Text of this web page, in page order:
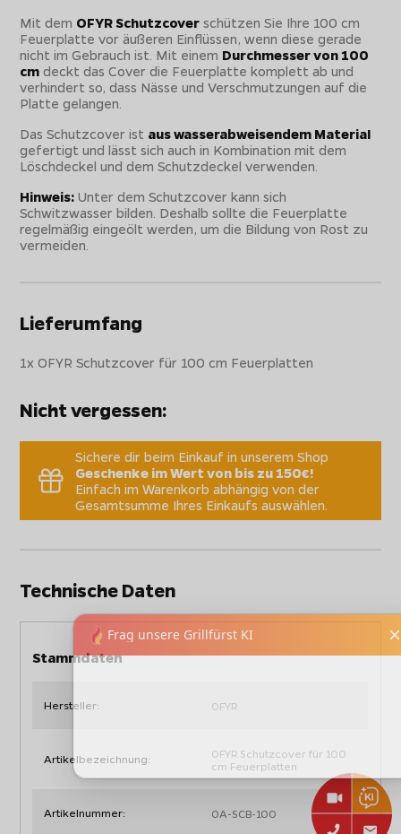
Mit dem OFYR Schutzcover schützen Sie Ihre 100 cm
Feuerplatte vor äußeren Einflüssen, wenn diese gerade
nicht im Gebrauch ist. Mit einem Durchmesser von 100
cm deckt das Cover die Feuerplatte komplett ab und
verhindert so, dass Nässe und Verschmutzungen auf die
Platte gelangen.
Das Schutzcover ist aus wasserabweisendem Material
gefertigt und lässt sich auch in Kombination mit dem
Löschdeckel und dem Schutzdeckel verwenden.
Hinweis: Unter dem Schutzcover kann sich
Schwitzwasser bilden. Deshalb sollte die Feuerplatte
regelmäßig eingeölt werden, um die Bildung von Rost zu
vermeiden.
Lieferumfang
1x OFYR Schutzcover für 100 cm Feuerplatten
Nicht vergessen:
Sichere dir beim Einkauf in unserem Shop
Geschenke im Wert von bis zu 150€!
Einfach im Warenkorb abhängig von der
Gesamtsumme Ihres Einkaufs auswählen.
Technische Daten
Stammdaten
Hersteller: OFYR
Artikelbezeichnung:
OFYR Schutzcover für 100
cm Feuerplatten
Artikelnummer: OA-SCB-100